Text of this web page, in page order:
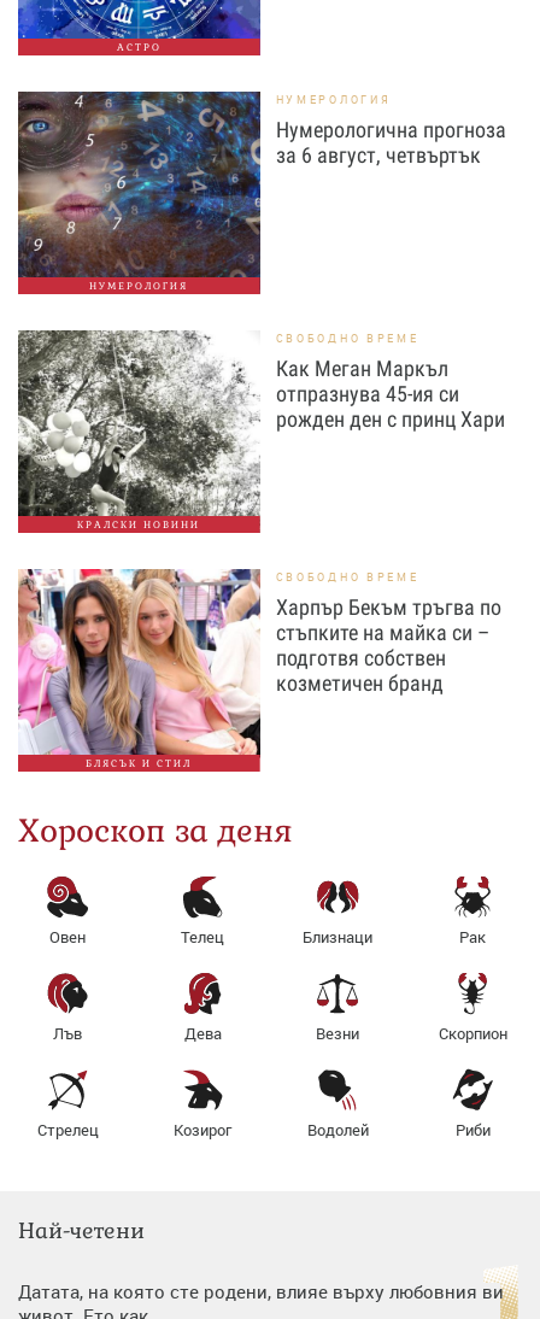
АСТРО
НУМЕРОЛОГИЯ
НУМЕРОЛОГИЯ
Нумерологична прогноза
за 6 август, четвъртък
КРАЛСКИ НОВИНИ
СВОБОДНО ВРЕМЕ
Как Меган Маркъл
отпразнува 45-ия си
рожден ден с принц Хари
БЛЯСЪК И СТИЛ
СВОБОДНО ВРЕМЕ
Харпър Бекъм тръгва по
стъпките на майка си –
подготвя собствен
козметичен бранд
Хороскоп за деня
Овен Телец Близнаци Рак
Лъв Дева Везни Скорпион
Стрелец Козирог Водолей Риби
Най-четени
Датата, на която сте родени, влияе върху любовния ви